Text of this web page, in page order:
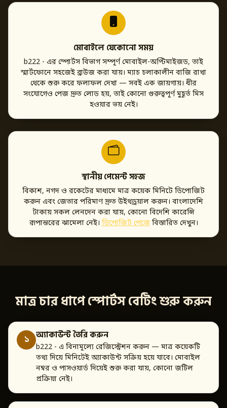
মোবাইলে যেকোনো সময়
b222 - এর স্পোর্টস বিভাগ সম্পূর্ণ মোবাইল-অপ্টিমাইজড, তাই
স্মার্টফোনে সহজেই ব্রাউজ করা যায়। ম্যাচ চলাকালীন বাজি রাখা
থেকে শুরু করে ফলাফল দেখা — সবই এক জায়গায়। ধীর
সংযোগেও পেজ দ্রুত লোড হয়, তাই কোনো গুরুত্বপূর্ণ মুহূর্ত মিস
হওয়ার ভয় নেই।
স্থানীয় পেমেন্ট সহজ
বিকাশ, নগদ ও রকেটের মাধ্যমে মাত্র কয়েক মিনিটে ডিপোজিট
করুন এবং জেতার পরিমাণ দ্রুত উইথড্রয়াল করুন। বাংলাদেশি
টাকায় সকল লেনদেন করা যায়, কোনো বিদেশি কারেন্সি
রূপান্তরের ঝামেলা নেই।ডিপোজিট পেজেবিস্তারিত দেখুন।
মাত্র চার ধাপে স্পোর্টস বেটিং শুরু করুন
১ অ্যাকাউন্ট তৈরি করুন
b222 - এ বিনামূল্যে রেজিস্ট্রেশন করুন — মাত্র কয়েকটি
তথ্য দিয়ে মিনিটেই অ্যাকাউন্ট সক্রিয় হয়ে যাবে। মোবাইল
নম্বর ও পাসওয়ার্ড দিয়েই শুরু করা যায়, কোনো জটিল
প্রক্রিয়া নেই।